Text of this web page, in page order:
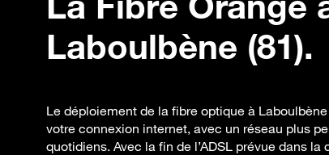
Laboulbène (81).
Le déploiement de la fibre optique à
votre connexion internet, avec un réseau plus
quotidiens. Avec la fin de l’ADSL prévue dans